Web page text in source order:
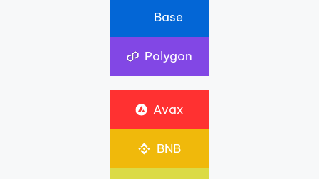
Base
Polygon
Avax
BNB